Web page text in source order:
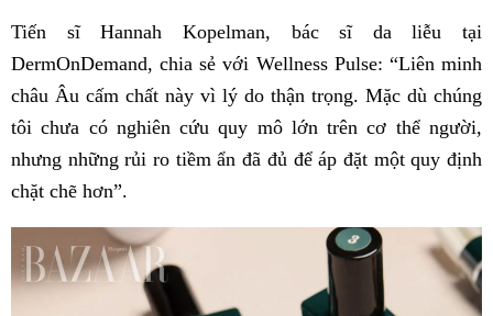
Tiến sĩ Hannah Kopelman, bác sĩ da liễu tại
DermOnDemand, chia sẻ với Wellness Pulse: “Liên minh
châu Âu cấm chất này vì lý do thận trọng. Mặc dù chúng
tôi chưa có nghiên cứu quy mô lớn trên cơ thể người,
nhưng những rủi ro tiềm ẩn đã đủ để áp đặt một quy định
chặt chẽ hơn”.